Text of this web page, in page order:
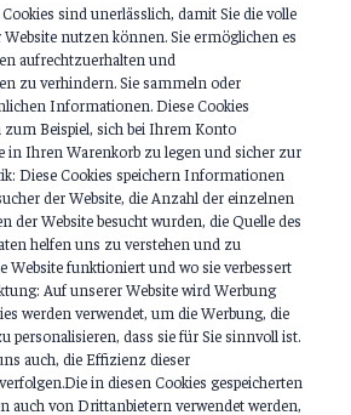
sind unerlässlich, damit Sie die volle
nutzen können. Sie ermöglichen es
aufrechtzuerhalten und
zu verhindern. Sie sammeln oder
Informationen. Diese Cookies
Beispiel, sich bei Ihrem Konto
in Ihren Warenkorb zu legen und sicher zur
Diese Cookies speichern Informationen
der Website, die Anzahl der einzelnen
der Website besucht wurden, die Quelle des
helfen uns zu verstehen und zu
Website funktioniert und wo sie verbessert
Auf unserer Website wird Werbung
werden verwendet, um die Werbung, die
personalisieren, dass sie für Sie sinnvoll ist.
auch, die Effizienz dieser
in diesen Cookies gespeicherten
von Drittanbietern verwendet werden,